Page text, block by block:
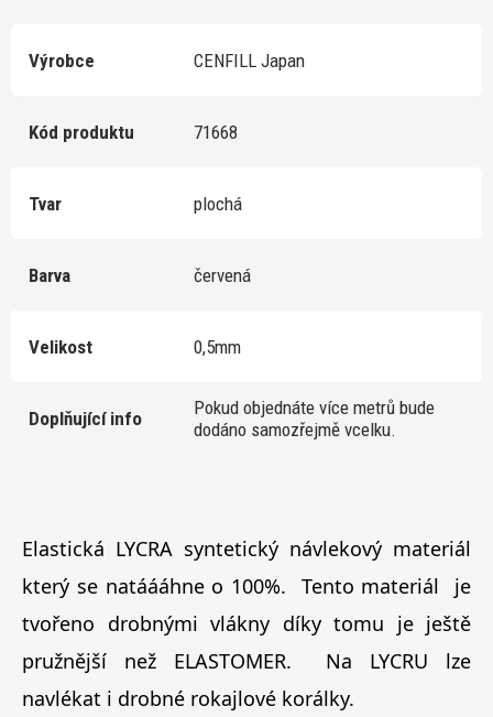
Elastická LYCRA syntetický návlekový materiál
který se natáááhne o 100%. Tento materiál je
tvořeno drobnými vlákny díky tomu je ještě
pružnější než ELASTOMER. Na LYCRU lze
navlékat i drobné rokajlové korálky.
Výrobce CENFILL Japan
Kód produktu 71668
Tvar plochá
Barva červená
Velikost 0,5mm
Doplňující info
Pokud objednáte více metrů bude
dodáno samozřejmě vcelku.